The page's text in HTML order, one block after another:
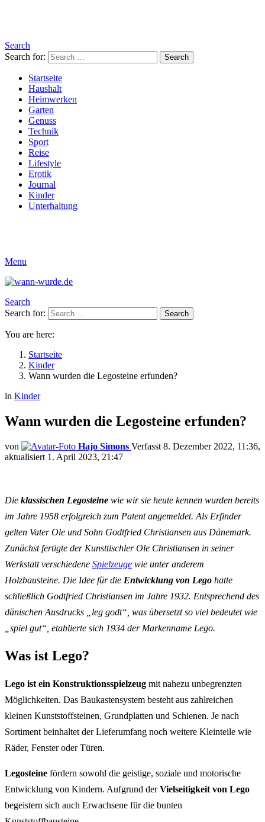
Search
Search for:
Search
Startseite
Haushalt
Heimwerken
Garten
Genuss
Technik
Sport
Reise
Lifestyle
Erotik
Journal
Kinder
Unterhaltung
Menu
Search
Search for:
Search
You are here:
Startseite
Kinder
Wann wurden die Legosteine erfunden?
in Kinder
Wann wurden die Legosteine erfunden?
von Hajo Simons
8. Dezember 2022, 11:36
aktualisiert 1. April 2023, 21:47
Die klassischen Legosteine wie wir sie heute kennen wurden bereits
im Jahre 1958 erfolgreich zum Patent angemeldet. Als Erfinder
gelten Vater Ole und Sohn Godtfried Christiansen aus Dänemark.
Zunächst fertigte der Kunsttischler Ole Christiansen in seiner
Werkstatt verschiedene Spielzeuge wie unter anderem
Holzbausteine. Die Idee für die Entwicklung von Lego hatte
schließlich Godtfried Christiansen im Jahre 1932. Entsprechend des
dänischen Ausdrucks „leg godt“, was übersetzt so viel bedeutet wie
„spiel gut“, etablierte sich 1934 der Markenname Lego.
Was ist Lego?
Lego ist ein Konstruktionsspielzeug mit nahezu unbegrenzten
Möglichkeiten. Das Baukastensystem besteht aus zahlreichen
kleinen Kunststoffsteinen, Grundplatten und Schienen. Je nach
Sortiment beinhaltet der Lieferumfang noch weitere Kleinteile wie
Räder, Fenster oder Türen.
Legosteine fördern sowohl die geistige, soziale und motorische
Entwicklung von Kindern. Aufgrund derVielseitigkeit von Lego
begeistern sich auch Erwachsene für die bunten